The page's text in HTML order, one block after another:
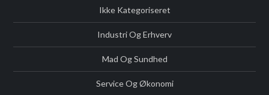
Ikke Kategoriseret
Industri Og Erhverv
Mad Og Sundhed
Service Og Økonomi